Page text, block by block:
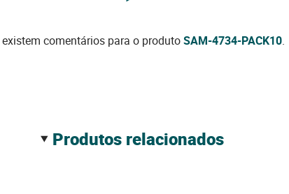
existem comentários para o produtoSAM-4734-PACK10.
produtos relacionados